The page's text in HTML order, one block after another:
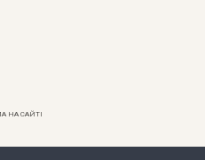
НА САЙТІ